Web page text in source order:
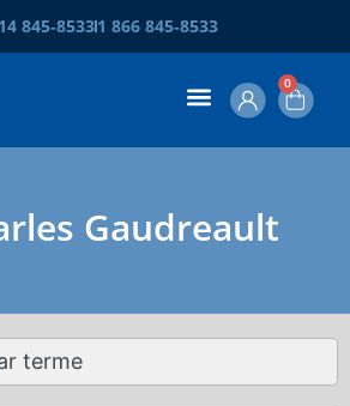
845‑85331 866 845‑8533
0
Gaudreault